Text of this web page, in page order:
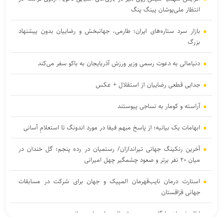
انتظار ملی‌پوشان پینگ پنگ
بازار سرد ستاره‌های ایران؛ طارمی، جهانبخش و رضاییان بدون پیشنهاد
بزرگ
دنیامالی به دعوت رسمی وزیر ورزش آذربایجان به باکو سفر می‌کند
جدایی قطعی رضاییان از استقلال + عکس
آراسته و کومار به نساجی پیوستند
ابهامات یک بیانیه؛ از پاسخ مبهم فیفا در مورد اندونگ تا استعلامِ آسانی
آخرین رنکینگ جهانی تیراندازان/ رستمیان در رده پنجم؛ گل خندان در
میان ۲۰ نفر برتر و صعود چشمگیر چهل امیرانی
استارت درمان نایب‌قهرمان المپیک و جهان برای شرکت در مسابقات
جهانی قزاقستان
ارائه خدمات رایگان مجموعه توچال به اصحاب رسانه